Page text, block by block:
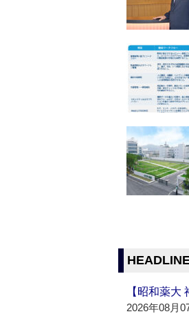
【昭和薬大
2026年08月